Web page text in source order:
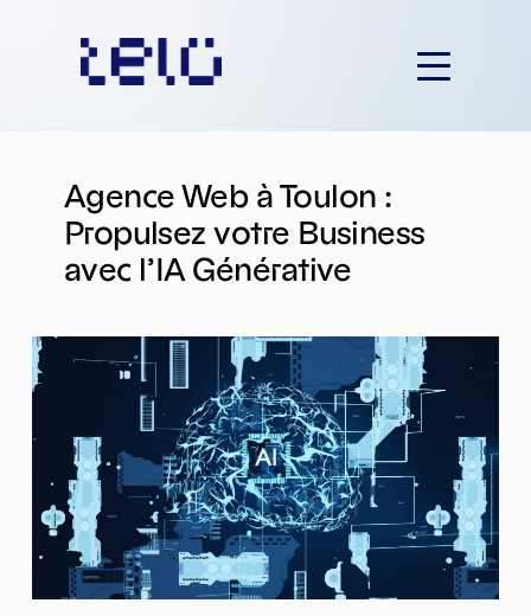
Agence Web à Toulon :
Propulsez votre Business
avec l’IA Générative